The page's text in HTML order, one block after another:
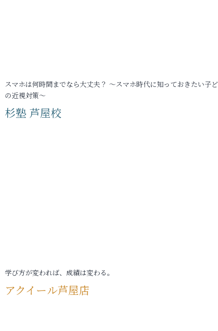
スマホは何時間までなら大丈夫？ ～スマホ時代に知っておきたい子
の近視対策～
杉塾 芦屋校
学び方が変われば、成績は変わる。
アクイール芦屋店